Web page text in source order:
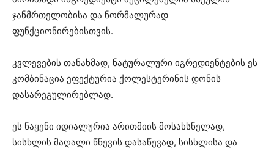
ჯანმრთელობისა და ნორმალურად
ფუნქციონირებისთვის.
კვლევების თანახმად, ნატურალური იგრედიენტების ეს
კომბინაცია ეფექტურია ქოლესტერინის დონის
დასარეგულირებლად.
ეს ნაყენი იდიალურია არითმიის მოსახსნელად,
სისხლის მაღალი წნევის დასაწევად, სისხლისა და